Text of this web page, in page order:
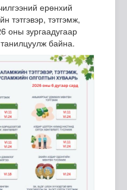
ерөнхий
тэтгэвэр, тэтгэмж,
оны зургаадугаар
байна.